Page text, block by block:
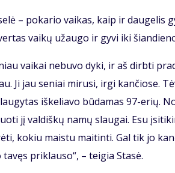
– po­ka­rio vai­kas, kaip ir dau­ge­lis
vai­kų už­au­go ir gy­vi iki
vai­kai ne­bu­vo dy­ki, ir aš dirb­ti
Ji jau se­niai mi­ru­si, ir­gi kan­čio­se.
iš­ke­lia­vo bū­da­mas 97-erių.
jį val­diš­kų na­mų slau­gai. Esu
ko­kiu mais­tu mai­tin­ti. Gal tik jo
ta­vęs pri­klau­so“, – tei­gia Sta­sė.